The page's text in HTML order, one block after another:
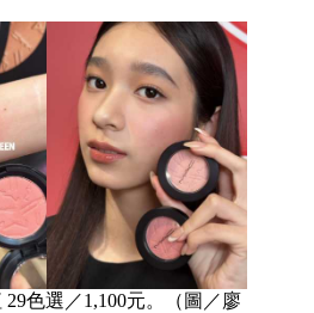
29色選／1,100元。（圖／廖